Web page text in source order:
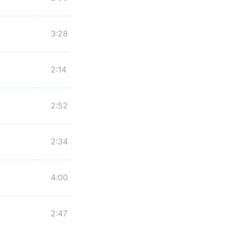
3:28
2:14
2:52
2:34
4:00
2:47